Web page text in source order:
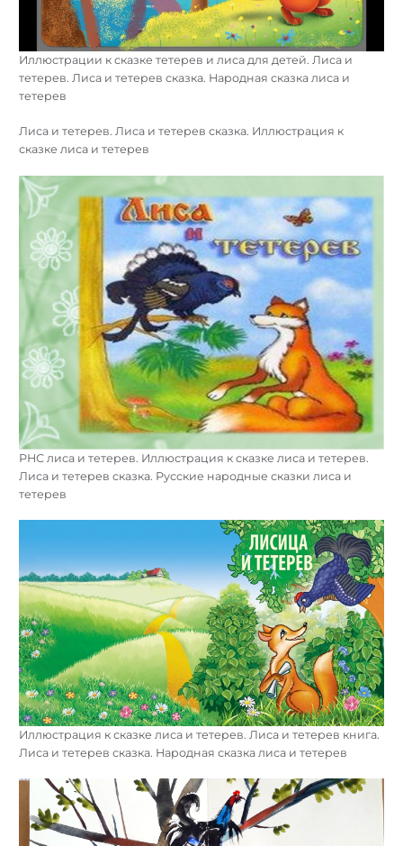
Иллюстрации к сказке тетерев и лиса для детей. Лиса и
тетерев. Лиса и тетерев сказка. Народная сказка лиса и
тетерев
Лиса и тетерев. Лиса и тетерев сказка. Иллюстрация к
сказке лиса и тетерев
РНС лиса и тетерев. Иллюстрация к сказке лиса и тетерев.
Лиса и тетерев сказка. Русские народные сказки лиса и
тетерев
Иллюстрация к сказке лиса и тетерев. Лиса и тетерев книга.
Лиса и тетерев сказка. Народная сказка лиса и тетерев